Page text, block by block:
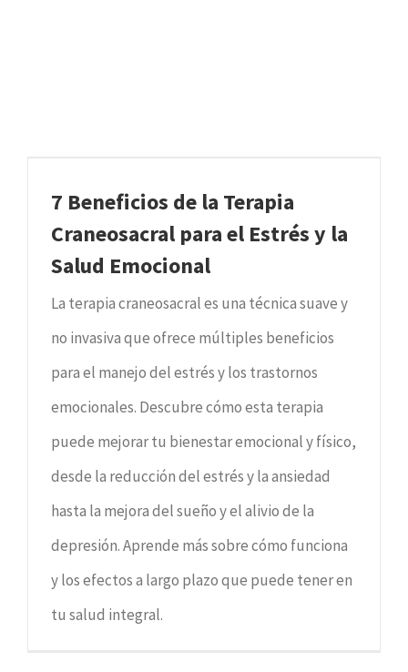
7 Beneficios de la Terapia
Craneosacral para el Estrés y la
Salud Emocional
La terapia craneosacral es una técnica suave y
no invasiva que ofrece múltiples beneficios
para el manejo del estrés y los trastornos
emocionales. Descubre cómo esta terapia
puede mejorar tu bienestar emocional y físico,
desde la reducción del estrés y la ansiedad
hasta la mejora del sueño y el alivio de la
depresión. Aprende más sobre cómo funciona
y los efectos a largo plazo que puede tener en
tu salud integral.